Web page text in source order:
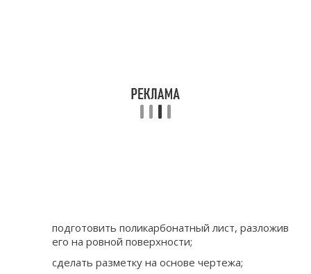
подготовить поликарбонатный лист, разложив
его на ровной поверхности;
сделать разметку на основе чертежа;